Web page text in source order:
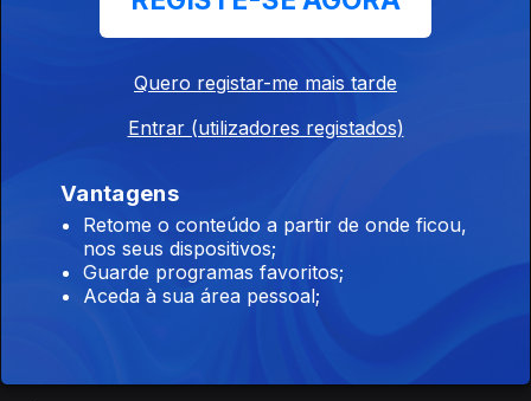
O amor e a literatura cruzam-se e sai uma obra-prima. A
amorosos?
As Que Não Morrem, Anne Boyer
26 jan. 2024
O sistema de saúde norte-americano a partir do olhar de uma
Quero registar-me mais tarde
Entrar (utilizadores registados)
Vantagens
Retome o conteúdo a partir de onde ficou,
nos seus dispositivos;
Guarde programas favoritos;
Aceda à sua área pessoal;